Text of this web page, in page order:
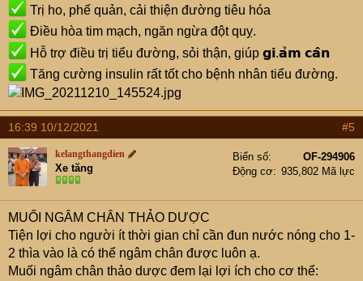
Trị ho, phế quản, cải thiện đường tiêu hóa
Điều hòa tim mạch, ngăn ngừa đột quỵ.
Hỗ trợ điều trị tiểu đường, sỏi thận, giúp 𝗴𝗶.𝗮̉𝗺 𝗰𝗮̂𝗻
Tăng cường insulin rất tốt cho bệnh nhân tiểu đường.
16:39 10/12/2021 #5
kelangthangdien
Xe tăng
Biển số
OF-294906
Động cơ
935,802 Mã lực
MUỐI NGÂM CHÂN THẢO DƯỢC
Tiện lợi cho người ít thời gian chỉ cần đun nước nóng cho 1-
2 thìa vào là có thể ngâm chân được luôn ạ.
Muối ngâm chân thảo dược đem lại lợi ích cho cơ thể: